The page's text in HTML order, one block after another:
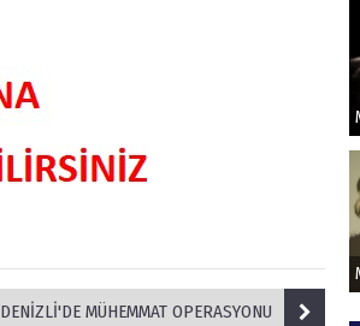
DENİZLİ'DE MÜHEMMAT OPERASYONU